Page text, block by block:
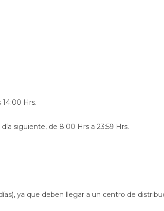
Hrs.
siguiente, de 8:00 Hrs a 23:59 Hrs.
ya que deben llegar a un centro de